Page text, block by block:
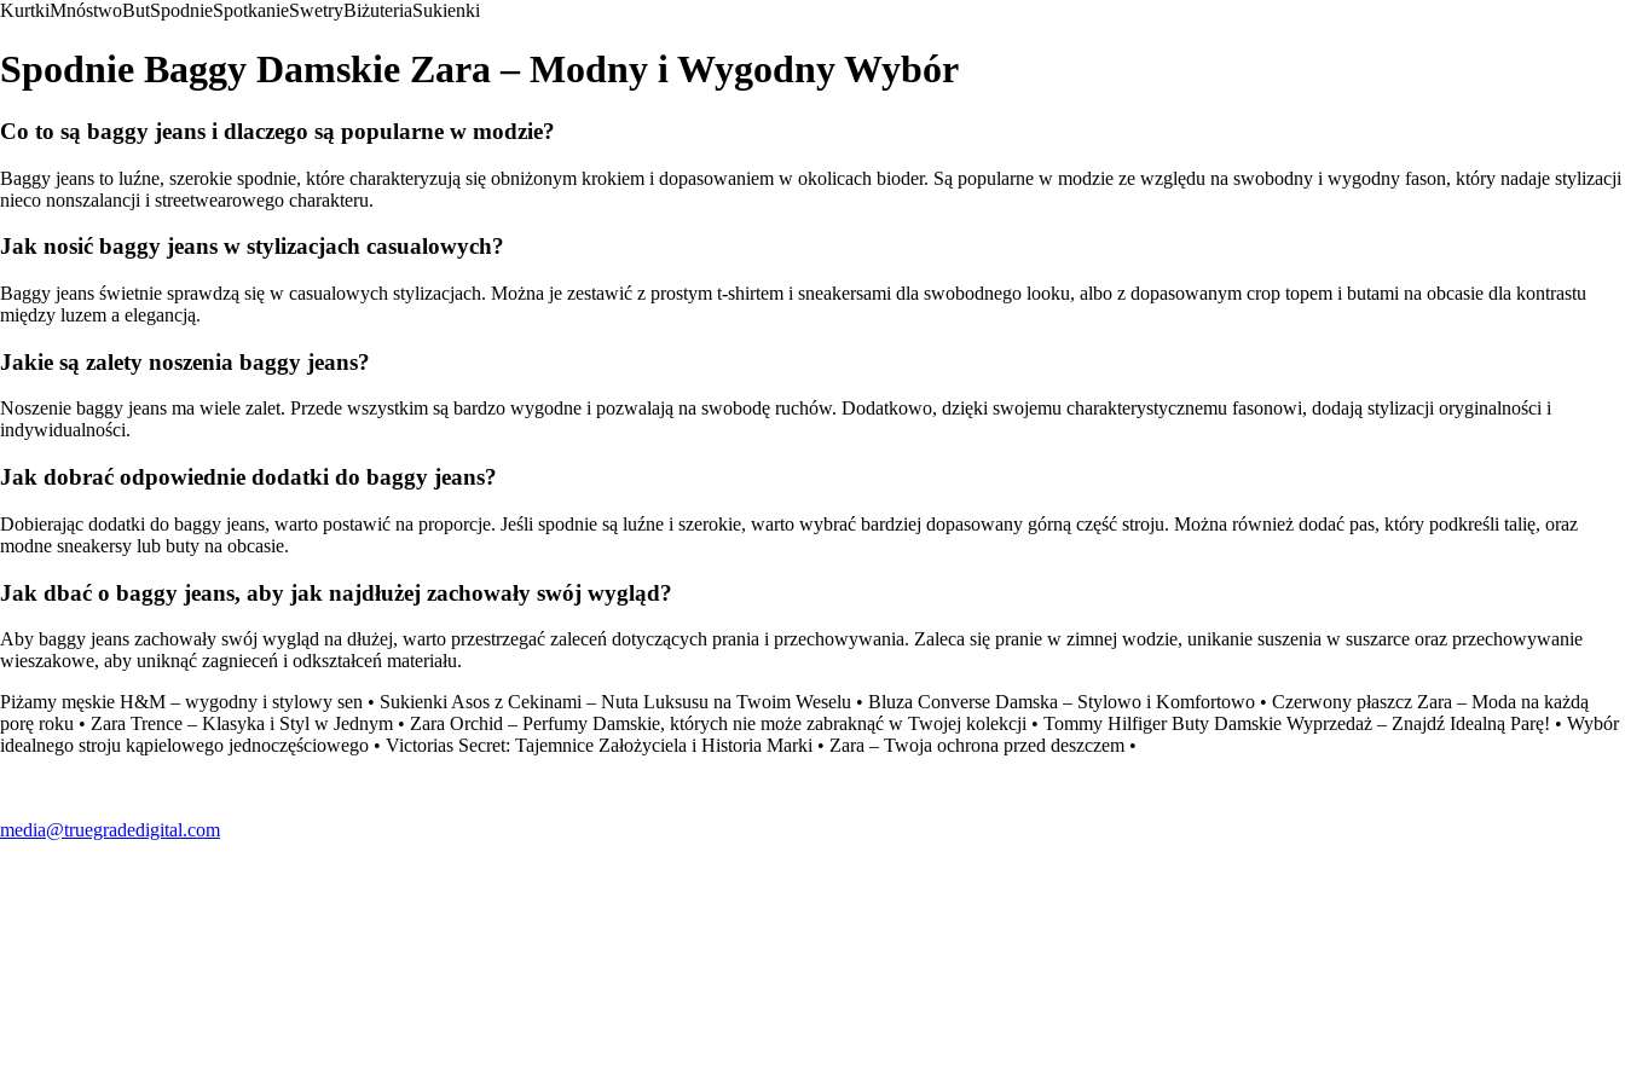
KurtkiMnóstwoButSpodnieSpotkanieSwetryBiżuteriaSukienki
Spodnie Baggy Damskie Zara – Modny i Wygodny Wybór
Co to są baggy jeans i dlaczego są popularne w modzie?
Baggy jeans to luźne, szerokie spodnie, które charakteryzują się obniżonym krokiem i dopasowaniem w okolicach bioder. Są popularne w modzie ze względu na swobodny i wygodny fason, który nadaje stylizacji
nieco nonszalancji i streetwearowego charakteru.
Jak nosić baggy jeans w stylizacjach casualowych?
Baggy jeans świetnie sprawdzą się w casualowych stylizacjach. Można je zestawić z prostym t-shirtem i sneakersami dla swobodnego looku, albo z dopasowanym crop topem i butami na obcasie dla kontrastu
między luzem a elegancją.
Jakie są zalety noszenia baggy jeans?
Noszenie baggy jeans ma wiele zalet. Przede wszystkim są bardzo wygodne i pozwalają na swobodę ruchów. Dodatkowo, dzięki swojemu charakterystycznemu fasonowi, dodają stylizacji oryginalności i
indywidualności.
Jak dobrać odpowiednie dodatki do baggy jeans?
Dobierając dodatki do baggy jeans, warto postawić na proporcje. Jeśli spodnie są luźne i szerokie, warto wybrać bardziej dopasowany górną część stroju. Można również dodać pas, który podkreśli talię, oraz
modne sneakersy lub buty na obcasie.
Jak dbać o baggy jeans, aby jak najdłużej zachowały swój wygląd?
Aby baggy jeans zachowały swój wygląd na dłużej, warto przestrzegać zaleceń dotyczących prania i przechowywania. Zaleca się pranie w zimnej wodzie, unikanie suszenia w suszarce oraz przechowywanie
wieszakowe, aby uniknąć zagnieceń i odkształceń materiału.
Piżamy męskie H&M – wygodny i stylowy sen • Sukienki Asos z Cekinami – Nuta Luksusu na Twoim Weselu • Bluza Converse Damska – Stylowo i Komfortowo • Czerwony płaszcz Zara – Moda na każdą
porę roku • Zara Trence – Klasyka i Styl w Jednym • Zara Orchid – Perfumy Damskie, których nie może zabraknąć w Twojej kolekcji • Tommy Hilfiger Buty Damskie Wyprzedaż – Znajdź Idealną Parę! • Wybór
idealnego stroju kąpielowego jednoczęściowego • Victorias Secret: Tajemnice Założyciela i Historia Marki • Zara – Twoja ochrona przed deszczem •
media@truegradedigital.com